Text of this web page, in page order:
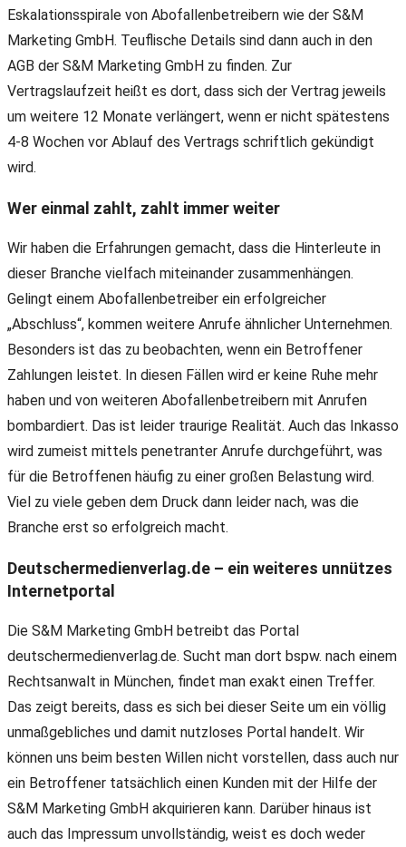
Eskalationsspirale von Abofallenbetreibern wie der S&M
Marketing GmbH. Teuflische Details sind dann auch in den
AGB der S&M Marketing GmbH zu finden. Zur
Vertragslaufzeit heißt es dort, dass sich der Vertrag jeweils
um weitere 12 Monate verlängert, wenn er nicht spätestens
4-8 Wochen vor Ablauf des Vertrags schriftlich gekündigt
wird.
Wer einmal zahlt, zahlt immer weiter
Wir haben die Erfahrungen gemacht, dass die Hinterleute in
dieser Branche vielfach miteinander zusammenhängen.
Gelingt einem Abofallenbetreiber ein erfolgreicher
„Abschluss“, kommen weitere Anrufe ähnlicher Unternehmen.
Besonders ist das zu beobachten, wenn ein Betroffener
Zahlungen leistet. In diesen Fällen wird er keine Ruhe mehr
haben und von weiteren Abofallenbetreibern mit Anrufen
bombardiert. Das ist leider traurige Realität. Auch das Inkasso
wird zumeist mittels penetranter Anrufe durchgeführt, was
für die Betroffenen häufig zu einer großen Belastung wird.
Viel zu viele geben dem Druck dann leider nach, was die
Branche erst so erfolgreich macht.
Deutschermedienverlag.de – ein weiteres unnützes
Internetportal
Die S&M Marketing GmbH betreibt das Portal
deutschermedienverlag.de. Sucht man dort bspw. nach einem
Rechtsanwalt in München, findet man exakt einen Treffer.
Das zeigt bereits, dass es sich bei dieser Seite um ein völlig
unmaßgebliches und damit nutzloses Portal handelt. Wir
können uns beim besten Willen nicht vorstellen, dass auch nur
ein Betroffener tatsächlich einen Kunden mit der Hilfe der
S&M Marketing GmbH akquirieren kann. Darüber hinaus ist
auch das Impressum unvollständig, weist es doch weder